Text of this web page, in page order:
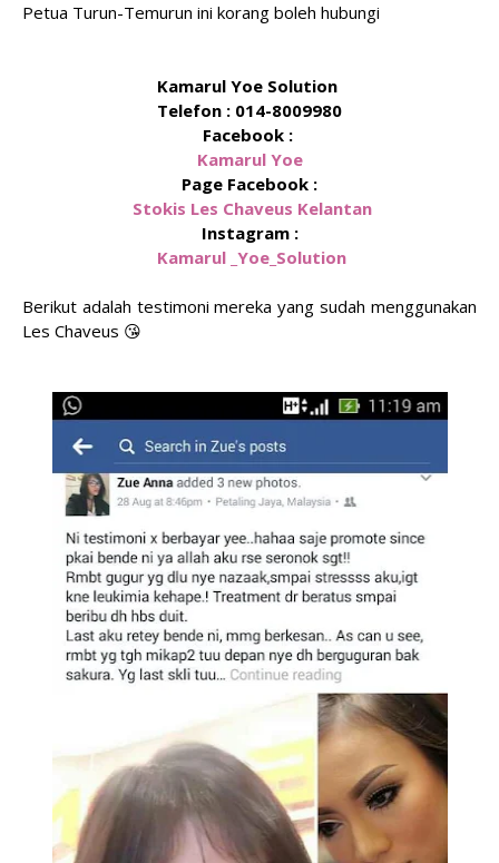
Petua Turun-Temurun ini korang boleh hubungi
Kamarul Yoe Solution
Telefon : 014-8009980
Facebook :
Kamarul Yoe
Page Facebook :
Stokis Les Chaveus Kelantan
Instagram :
Kamarul _Yoe_Solution
Berikut adalah testimoni mereka yang sudah menggunakan
Les Chaveus 😘